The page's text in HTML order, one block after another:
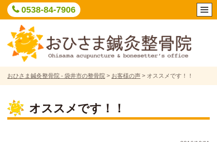
Skip
content
0538-84-7906
おひさま鍼灸整骨院 - 袋井市の整骨院 > お客様の声 > オススメです！！
オススメです！！